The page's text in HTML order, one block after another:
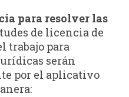
para resolver las
de licencia de
trabajo para
serán
por el aplicativo